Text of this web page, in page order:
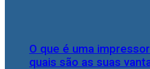
O que é uma
quais são as suas